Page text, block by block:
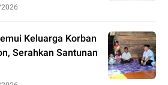
Keluarga Korban
Serahkan Santunan